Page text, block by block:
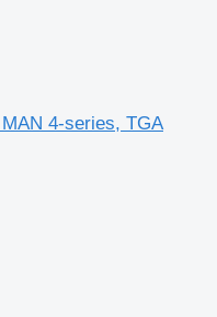
4-series, TGA